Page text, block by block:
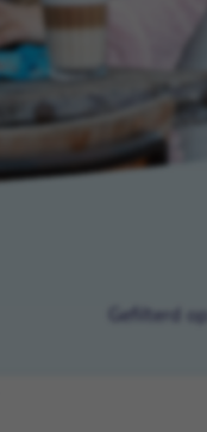
Gefilterd op: